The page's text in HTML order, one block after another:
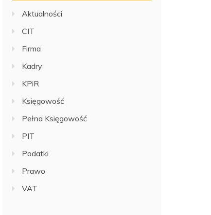
Aktualności
CIT
Firma
Kadry
KPiR
Księgowość
Pełna Księgowość
PIT
Podatki
Prawo
VAT